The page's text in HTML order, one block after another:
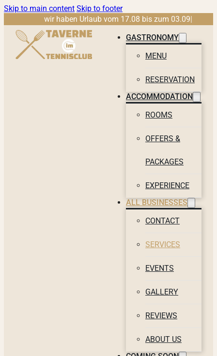
Skip to main content Skip to footer
wir haben Urlaub vom 17.08 bis zum 03.09|
GASTRONOMY
MENU
RESERVATION
ACCOMMODATION
ROOMS
OFFERS &
PACKAGES
EXPERIENCE
ALL BUSINESSES
CONTACT
SERVICES
EVENTS
GALLERY
REVIEWS
ABOUT US